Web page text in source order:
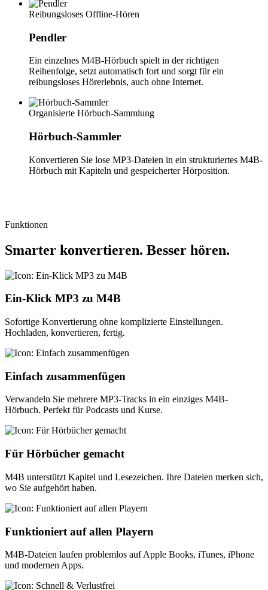
Reibungsloses Offline-Hören
Pendler
Ein einzelnes M4B-Hörbuch spielt in der richtigen
Reihenfolge, setzt automatisch fort und sorgt für ein
reibungsloses Hörerlebnis, auch ohne Internet.
Organisierte Hörbuch-Sammlung
Hörbuch-Sammler
Konvertieren Sie lose MP3-Dateien in ein strukturiertes M4B-
Hörbuch mit Kapiteln und gespeicherter Hörposition.
Funktionen
Smarter konvertieren. Besser hören.
Ein-Klick MP3 zu M4B
Sofortige Konvertierung ohne komplizierte Einstellungen.
Hochladen, konvertieren, fertig.
Einfach zusammenfügen
Verwandeln Sie mehrere MP3-Tracks in ein einziges M4B-
Hörbuch. Perfekt für Podcasts und Kurse.
Für Hörbücher gemacht
M4B unterstützt Kapitel und Lesezeichen. Ihre Dateien merken sich,
wo Sie aufgehört haben.
Funktioniert auf allen Playern
M4B-Dateien laufen problemlos auf Apple Books, iTunes, iPhone
und modernen Apps.